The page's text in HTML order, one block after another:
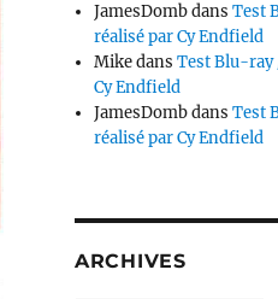
JamesDombdansTest
réalisé par Cy Endfield
MikedansTest Blu-ray
Cy Endfield
JamesDombdansTest
réalisé par Cy Endfield
ARCHIVES